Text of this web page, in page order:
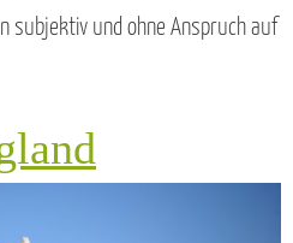
subjektiv und ohne Anspruch auf